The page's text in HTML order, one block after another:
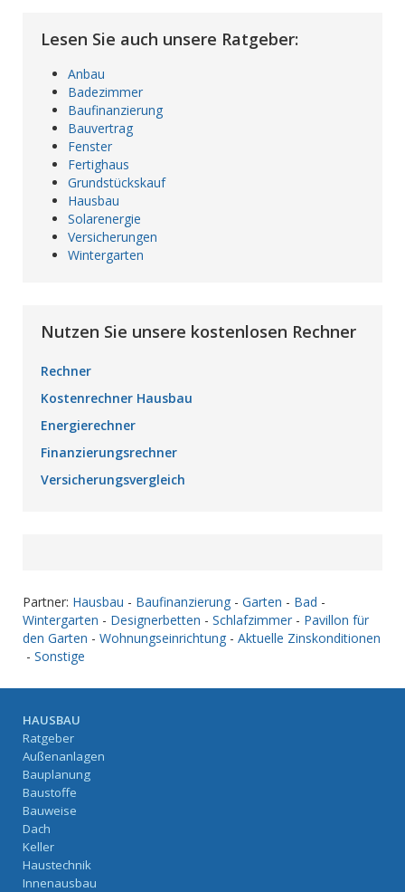
Lesen Sie auch unsere Ratgeber:
Anbau
Badezimmer
Baufinanzierung
Bauvertrag
Fenster
Fertighaus
Grundstückskauf
Hausbau
Solarenergie
Versicherungen
Wintergarten
Nutzen Sie unsere kostenlosen Rechner
Rechner
Kostenrechner Hausbau
Energierechner
Finanzierungsrechner
Versicherungsvergleich
Partner: Hausbau - Baufinanzierung - Garten - Bad -
Wintergarten - Designerbetten - Schlafzimmer - Pavillon für
den Garten - Wohnungseinrichtung - Aktuelle Zinskonditionen
- Sonstige
HAUSBAU
Ratgeber
Außenanlagen
Bauplanung
Baustoffe
Bauweise
Dach
Keller
Haustechnik
Innenausbau